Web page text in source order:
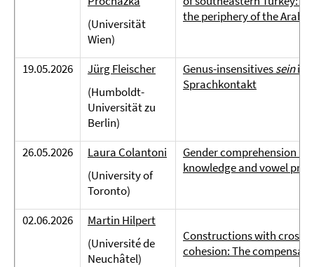
(Universität
Wien)
the periphery of the
19.05.2026
Jürg Fleischer
(Humboldt-
Universität zu
Berlin)
Genus-insensitivesseinim
Sprachkontakt
26.05.2026
Laura Colantoni
(University of
Toronto)
Gender comprehension in
knowledge and vowel
02.06.2026
Martin Hilpert
(Université de
Neuchâtel)
Constructions with
cohesion: The